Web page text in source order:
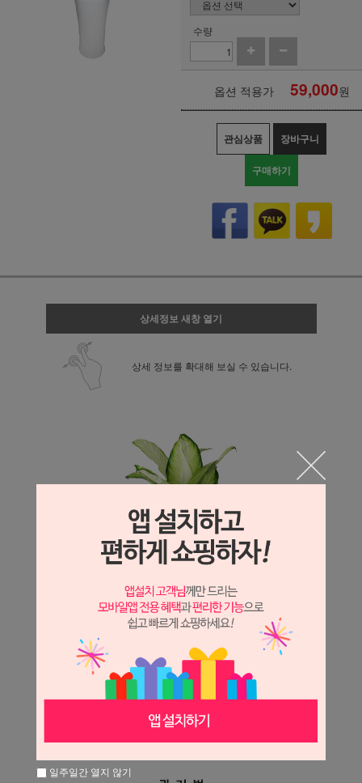
수량
옵션 적용가 59,000원
관심상품 장바구니
구매하기
상세정보 새창 열기
상세 정보를 확대해 보실 수 있습니다.
일주일간 열지 않기